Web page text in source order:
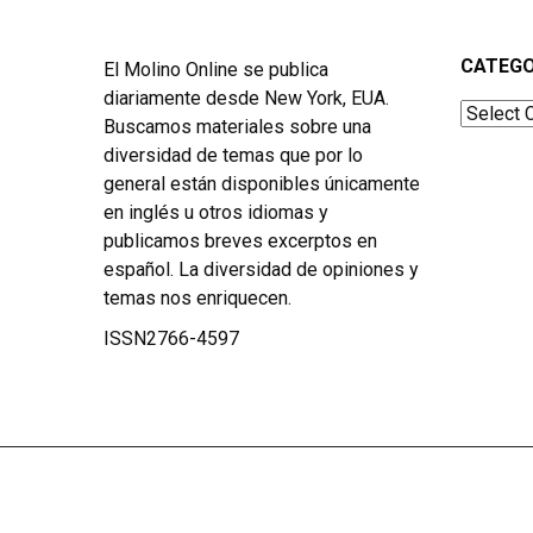
El Molino Online se publica
diariamente desde New York, EUA.
Buscamos materiales sobre una
diversidad de temas que por lo
general están disponibles únicamente
en inglés u otros idiomas y
publicamos breves excerptos en
español. La diversidad de opiniones y
temas nos enriquecen.
ISSN2766-4597